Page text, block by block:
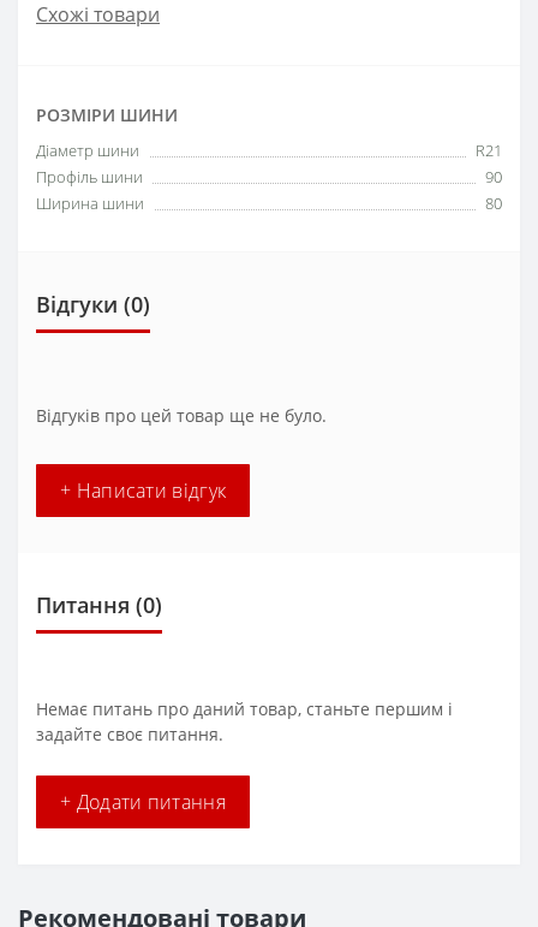
Схожі товари
РОЗМІРИ ШИНИ
Діаметр шини
R21
Профіль шини
90
Ширина шини
80
Відгуки (0)
Відгуків про цей товар ще не було.
+ Написати відгук
Питання (0)
Немає питань про даний товар, станьте першим і
задайте своє питання.
+ Додати питання
Рекомендовані товари